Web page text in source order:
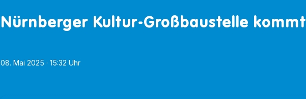
Nürnberger Kultur-Großbaustelle
08. Mai 2025 · 15:32 Uhr